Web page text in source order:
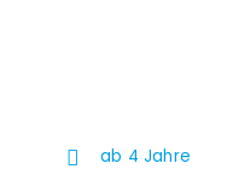
ab 4 Jahre